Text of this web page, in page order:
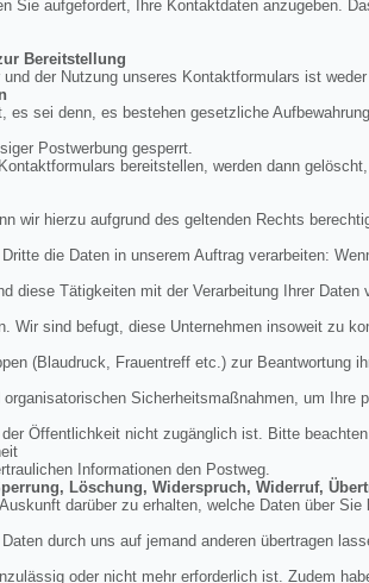
Sie aufgefordert, Ihre Kontaktdaten anzugeben.
Bereitstellung
der Nutzung unseres Kontaktformulars ist
es sei denn, es bestehen gesetzliche
Postwerbung gesperrt.
bereitstellen, werden dann
wir hierzu aufgrund des geltenden Rechts
die Daten in unserem Auftrag verarbeiten:
diese Tätigkeiten mit der Verarbeitung Ihrer
Wir sind befugt, diese Unternehmen insoweit zu
(Blaudruck, Frauentreff etc.) zur Beantwortung
Sicherheitsmaßnahmen, um Ihre
Öffentlichkeit nicht zugänglich ist. Bitte
Informationen den Postweg.
Löschung, Widerspruch, Widerruf,
darüber zu erhalten, welche Daten über
durch uns auf jemand anderen übertragen
oder nicht mehr erforderlich ist. Zudem